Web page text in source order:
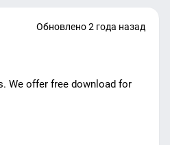
Обновлено 2 года назад
We offer free download for